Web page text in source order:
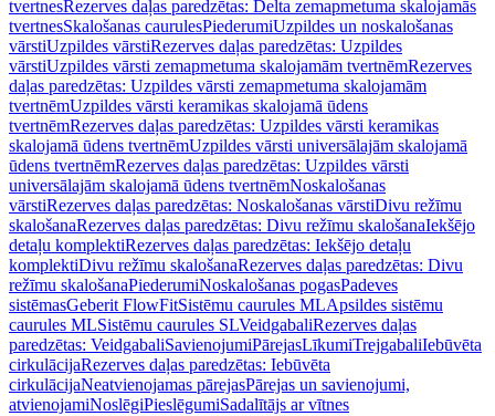
tvertnesRezerves daļas paredzētas: Delta zemapmetuma skalojamās
tvertnesSkalošanas caurulesPiederumiUzpildes un noskalošanas
vārstiUzpildes vārstiRezerves daļas paredzētas: Uzpildes
vārstiUzpildes vārsti zemapmetuma skalojamām tvertnēmRezerves
daļas paredzētas: Uzpildes vārsti zemapmetuma skalojamām
tvertnēmUzpildes vārsti keramikas skalojamā ūdens
tvertnēmRezerves daļas paredzētas: Uzpildes vārsti keramikas
skalojamā ūdens tvertnēmUzpildes vārsti universālajām skalojamā
ūdens tvertnēmRezerves daļas paredzētas: Uzpildes vārsti
universālajām skalojamā ūdens tvertnēmNoskalošanas
vārstiRezerves daļas paredzētas: Noskalošanas vārstiDivu režīmu
skalošanaRezerves daļas paredzētas: Divu režīmu skalošanaIekšējo
detaļu komplektiRezerves daļas paredzētas: Iekšējo detaļu
komplektiDivu režīmu skalošanaRezerves daļas paredzētas: Divu
režīmu skalošanaPiederumiNoskalošanas pogasPadeves
sistēmasGeberit FlowFitSistēmu caurules MLApsildes sistēmu
caurules MLSistēmu caurules SLVeidgabaliRezerves daļas
paredzētas: VeidgabaliSavienojumiPārejasLīkumiTrejgabaliIebūvēta
cirkulācijaRezerves daļas paredzētas: Iebūvēta
cirkulācijaNeatvienojamas pārejasPārejas un savienojumi,
atvienojamiNoslēgiPieslēgumiSadalītājs ar vītnes